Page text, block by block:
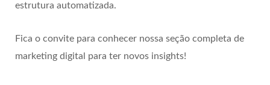
estrutura automatizada.
Fica o convite para conhecer nossa seção completa de
marketing digital para ter novos insights!